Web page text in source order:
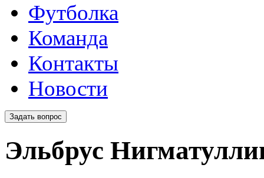
Футболка
Команда
Контакты
Новости
Задать вопрос
Эльбрус